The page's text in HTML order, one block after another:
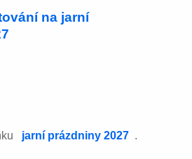
na jarní
jarní prázdniny 2027 .